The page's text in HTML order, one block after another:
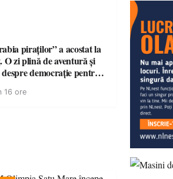
piraților” a acostat la
O zi plină de aventură și
democrație pentru
16 ore